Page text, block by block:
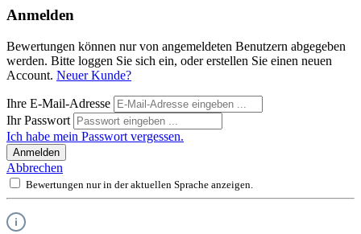
Anmelden
Bewertungen können nur von angemeldeten Benutzern abgegeben
werden. Bitte loggen Sie sich ein, oder erstellen Sie einen neuen
Account. Neuer Kunde?
Ihre E-Mail-Adresse
Ihr Passwort
Ich habe mein Passwort vergessen.
Anmelden
Abbrechen
Bewertungen nur in der aktuellen Sprache anzeigen.